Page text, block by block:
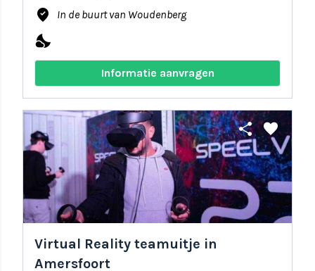
where_to_vote In de buurt van Woudenberg
nights_stay
Informatie aanvragen
share favorite
Virtual Reality teamuitje in
Amersfoort